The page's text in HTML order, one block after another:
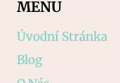
MENU
Úvodní Stránka
Blog